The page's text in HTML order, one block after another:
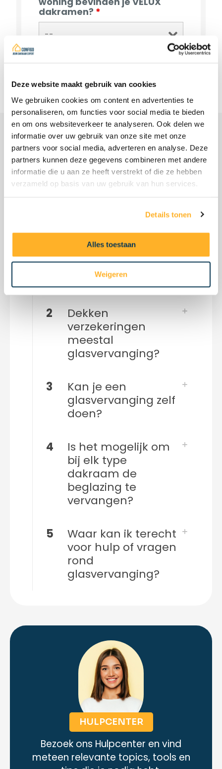
Deze website maakt gebruik van cookies
We gebruiken cookies om content en advertenties te
personaliseren, om functies voor social media te bieden
en om ons websiteverkeer te analyseren. Ook delen we
informatie over uw gebruik van onze site met onze
partners voor social media, adverteren en analyse. Deze
partners kunnen deze gegevens combineren met andere
informatie die u aan ze heeft verstrekt of die ze hebben
verzameld op basis van uw gebruik van hun services.
Details tonen
Alles toestaan
Weigeren
dakramen? *
FAQ
Veelgestelde
vragen
om het glas van
mijn VELUX
dakraam te
vervangen?
2
Dekken
verzekeringen
meestal
glasvervanging?
3
Kan je een
glasvervanging zelf
doen?
4
Is het mogelijk om
bij elk type
dakraam de
beglazing te
vervangen?
5
Waar kan ik terecht
voor hulp of vragen
rond
glasvervanging?
HULPCENTER
Bezoek ons Hulpcenter en vind
meteen relevante topics, tools en